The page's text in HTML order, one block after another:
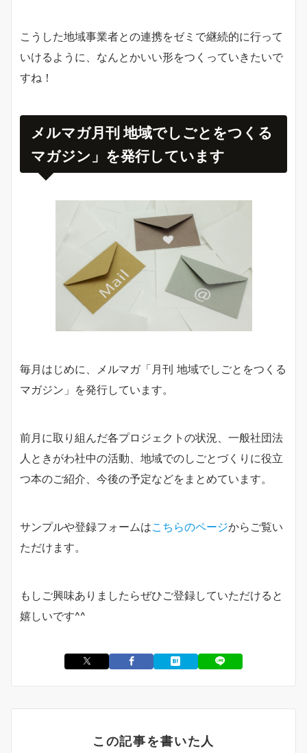
こうした地域事業者との連携をゼミで継続的に行って
いけるように、なんとかいい形をつくっていきたいで
すね！
メルマガ月刊 地域でしごとをつくる
マガジン」を発行しています
毎月はじめに、メルマガ「月刊 地域でしごとをつくる
マガジン」を発行しています。
前月に取り組んだ各プロジェクトの状況、一般社団法
人ときがわ社中の活動、地域でのしごとづくりに役立
つ本のご紹介、今後の予定などをまとめています。
サンプルや登録フォームはこちらのページからご覧い
ただけます。
もしご興味ありましたらぜひご登録していただけると
嬉しいです^^
この記事を書いた人